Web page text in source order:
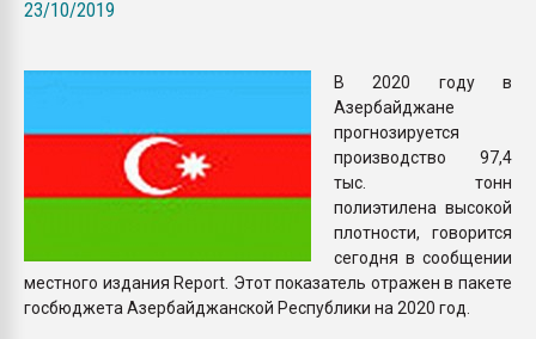
ПЕРЕЙТИ НА
23/10/2019
В 2020 году в
Азербайджане
прогнозируется
производство 97,4
тыс. тонн
полиэтилена высокой
плотности, говорится
сегодня в сообщении
местного издания Report. Этот показатель отражен в пакете
госбюджета Азербайджанской Республики на 2020 год.